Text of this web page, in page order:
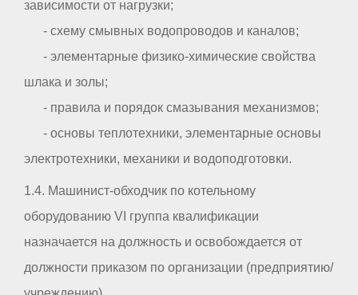
зависимости от нагрузки;
- схему смывных водопроводов и каналов;
- элементарные физико-химические свойства
шлака и золы;
- правила и порядок смазывания механизмов;
- основы теплотехники, элементарные основы
электротехники, механики и водоподготовки.
1.4. Машинист-обходчик по котельному
оборудованию VI группа квалификации
назначается на должность и освобождается от
должности приказом по организации (предприятию/